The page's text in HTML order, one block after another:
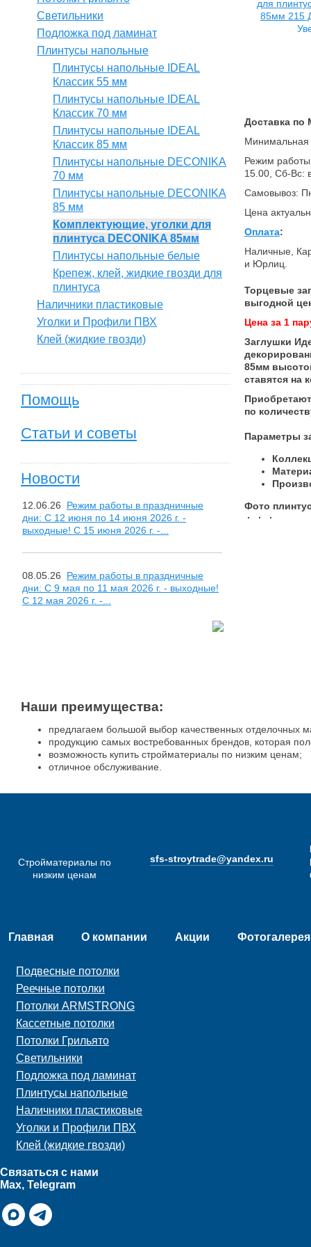
Светильники
Подложка под ламинат
Плинтусы напольные
Плинтусы напольные IDEAL
Классик 55 мм
Плинтусы напольные IDEAL
Классик 70 мм
Плинтусы напольные IDEAL
Классик 85 мм
Плинтусы напольные DECONIKA
70 мм
Плинтусы напольные DECONIKA
85 мм
Комплектующие, уголки для
плинтуса DECONIKA 85мм
Плинтусы напольные белые
Крепеж, клей, жидкие гвозди для
плинтуса
Наличники пластиковые
Уголки и Профили ПВХ
Клей (жидкие гвозди)
Помощь
Статьи и советы
Новости
12.06.26
Режим работы в праздничные
дни: С 12 июня по 14 июня 2026 г. -
выходные! С 15 июня 2026 г. -...
08.05.26
Режим работы в праздничные
дни: С 9 мая по 11 мая 2026 г. - выходные!
С 12 мая 2026 г. -...
Доставка по
Минимальная
Режим работы
15.00, Сб-Вс:
Самовывоз:
Цена
Оплата:
Наличные,
и Юрлиц.
Торцевые
выгодной
Цена за 1
Заглушки
85мм
ставятся на
по
Параметры
Фото
Наши преимущества:
предлагаем большой выбор качественных отделочных
продукцию самых востребованных брендов, которая
возможность купить стройматериалы по низким ценам;
отличное обслуживание.
Стройматериалы по
низким ценам
sfs-stroytrade@yandex.ru
Главная О компании Акции Фотогалерея
Подвесные потолки
Реечные потолки
Потолки ARMSTRONG
Кассетные потолки
Потолки Грильято
Светильники
Подложка под ламинат
Плинтусы напольные
Наличники пластиковые
Уголки и Профили ПВХ
Клей (жидкие гвозди)
Связаться с нами
Max, Telegram